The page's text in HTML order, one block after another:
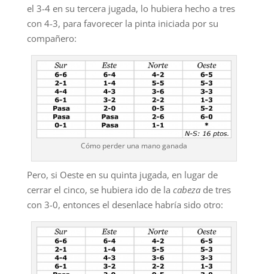
el 3-4 en su tercera jugada, lo hubiera hecho a tres
con 4-3, para favorecer la pinta iniciada por su
compañero:
Cómo perder una mano ganada
Pero, si Oeste en su quinta jugada, en lugar de
cerrar el cinco, se hubiera ido de la cabeza de tres
con 3-0, entonces el desenlace habría sido otro: